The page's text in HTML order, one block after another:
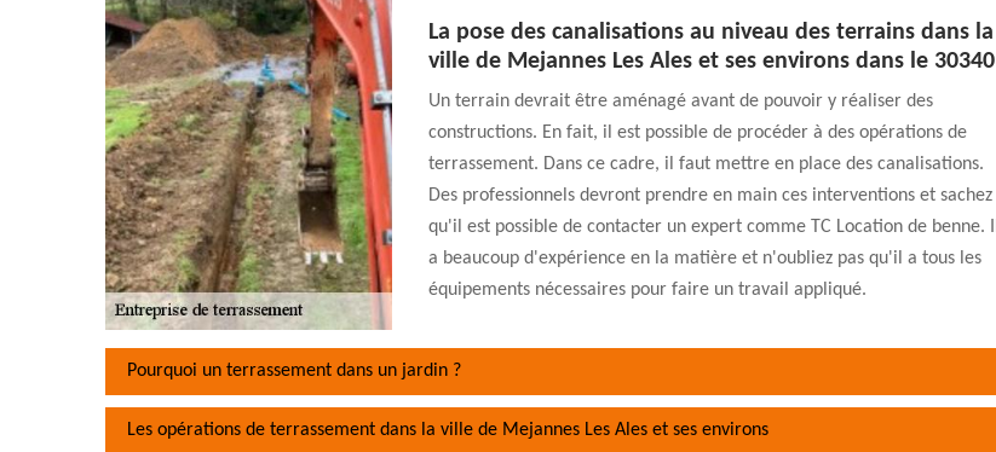
La pose des canalisations au niveau des terrains dans la
ville de Mejannes Les Ales et ses environs dans le 30340
Un terrain devrait être aménagé avant de pouvoir y réaliser des
constructions. En fait, il est possible de procéder à des opérations de
terrassement. Dans ce cadre, il faut mettre en place des canalisations.
Des professionnels devront prendre en main ces interventions et sachez
qu'il est possible de contacter un expert comme TC Location de benne. Il
a beaucoup d'expérience en la matière et n'oubliez pas qu'il a tous les
équipements nécessaires pour faire un travail appliqué.
Pourquoi un terrassement dans un jardin ?
Les opérations de terrassement dans la ville de Mejannes Les Ales et ses environs